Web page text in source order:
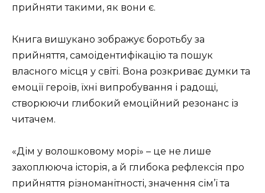
прийняти такими, як вони є.
Книга вишукано зображує боротьбу за
прийняття, самоідентифікацію та пошук
власного місця у світі. Вона розкриває думки та
емоції героїв, їхні випробування і радощі,
створюючи глибокий емоційний резонанс із
читачем.
«Дім у волошковому морі» – це не лише
захоплююча історія, а й глибока рефлексія про
прийняття різноманітності, значення сім’ї та